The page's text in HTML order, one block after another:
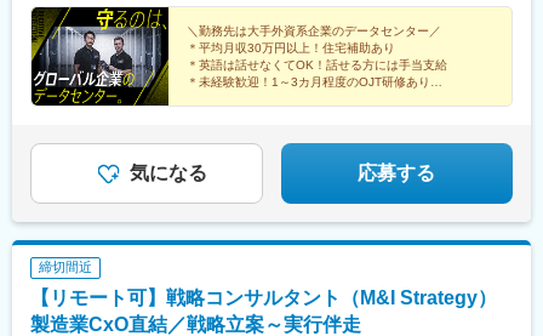
■組織構成：
本事業は立ち上げ段階にある少数精鋭組織です。
決まった役割に縛られず、各メンバーが主体的に意見を出しなが
ら業務フローやサービスの形を作っています。経営や専門家とも
■働き方：
フルフレックス制度を導入しており、柔軟な働き方が可能です。
完全週休2日制（土日祝）で年間休日は125日程度と、メリハリを
つけて働ける環境です。
変更の範囲：会社の定める業務
※別途、残業代（※月21～23日勤務想定：5万1500円～8万5690円
）【月収例】月収36万3000円＝基本給23万円＋外国語手当5万円
＋残業手当6万4000円＋深夜手当1万9000円※外国語手当は基礎会
話レベルで5000円、ネイティブレベルで5万円です。【社員の年
収例】700万円／入社4年目・セキュリティマネージャー481万円
目・セキュリティスタッフ
＼勤務先は大手外資系企業のデータセンター／
＊平均月収30万円以上！住宅補助あり
＊英語は話せなくてOK！話せる方には手当支給
＊未経験歓迎！1～3カ月程度のOJT研修あり
気になる 応募する
締切間近
【リモート可】戦略コンサルタント（M&I Strategy）
製造業CxO直結／戦略立案～実行伴走